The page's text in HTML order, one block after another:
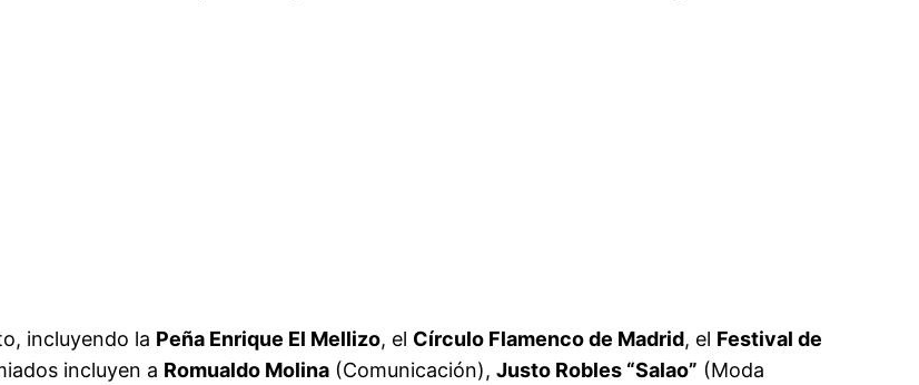
incluyendo la Peña Enrique El Mellizo, el Círculo Flamenco de Madrid, el Festival de
incluyen a Romualdo Molina (Comunicación),Justo Robles “Salao” (Moda